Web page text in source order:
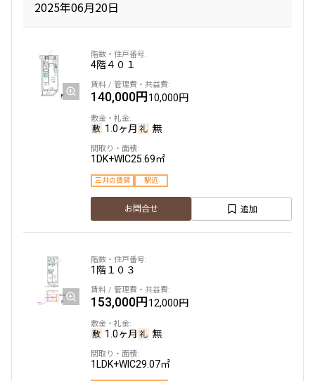
2025年06月20日
4階４０１
140,000円10,000円
1.0ヶ月 無
1DK+WIC25.69㎡
三井の賃貸 駅近
お問合せ 追加
1階１０３
153,000円12,000円
1.0ヶ月 無
1LDK+WIC29.07㎡